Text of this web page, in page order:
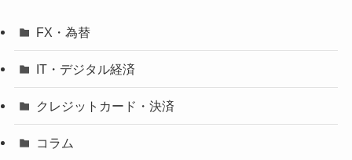
FX・為替
IT・デジタル経済
クレジットカード・決済
コラム